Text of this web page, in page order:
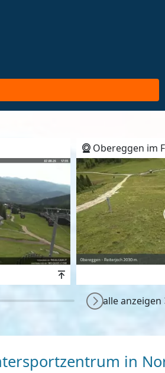
Höhenwert
Obereggen im
alle anzeigen
in